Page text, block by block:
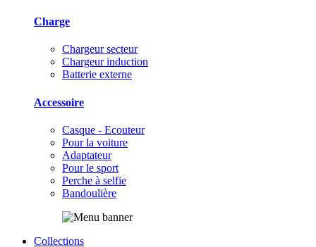
Charge
Chargeur secteur
Chargeur induction
Batterie externe
Accessoire
Casque - Ecouteur
Pour la voiture
Adaptateur
Pour le sport
Perche à selfie
Bandoulière
Collections